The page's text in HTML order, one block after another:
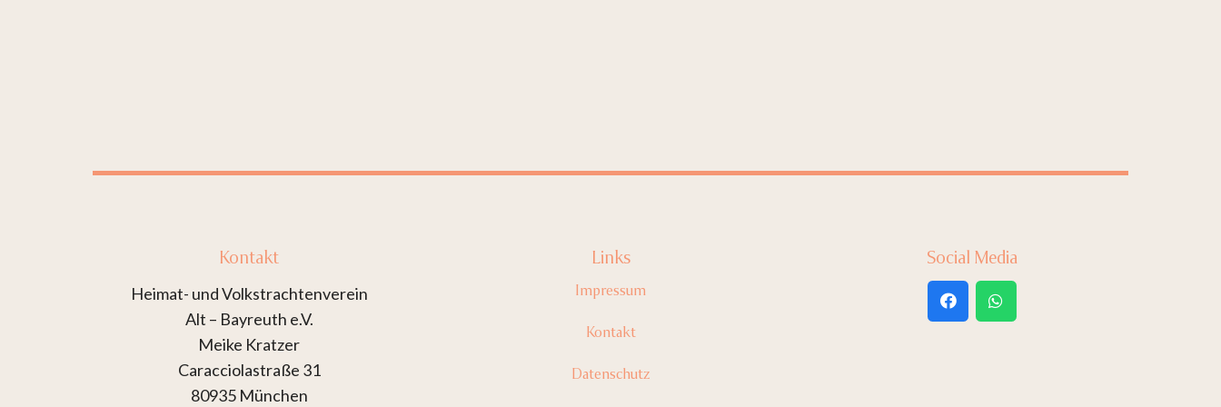
Kontakt
Heimat- und Volkstrachtenverein
Alt – Bayreuth e.V.
Meike Kratzer
Caracciolastraße 31
80935 München
Links
Impressum
Kontakt
Datenschutz
Social Media